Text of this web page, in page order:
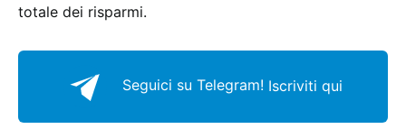
totale dei risparmi.
Seguici su Telegram! Iscriviti qui